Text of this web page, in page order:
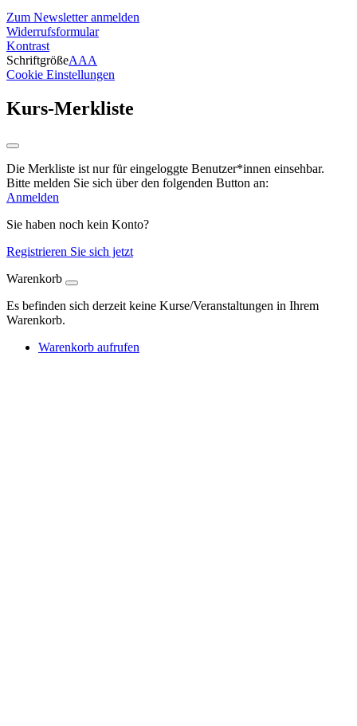
Zum Newsletter anmelden
Widerrufsformular
Kontrast
SchriftgrößeAAA
Cookie Einstellungen
Kurs-Merkliste
Die Merkliste ist nur für eingeloggte Benutzer*innen einsehbar.
Bitte melden Sie sich über den folgenden Button an:
Anmelden
Sie haben noch kein Konto?
Registrieren Sie sich jetzt
Warenkorb
Es befinden sich derzeit keine Kurse/Veranstaltungen in Ihrem
Warenkorb.
Warenkorb aufrufen